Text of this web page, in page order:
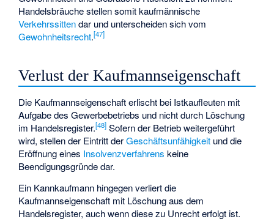
Handelsbräuche stellen somit kaufmännische
Verkehrssittendar und unterscheiden sich vom
Gewohnheitsrecht.[47]
Verlust der Kaufmannseigenschaft
Die Kaufmannseigenschaft erlischt bei Istkaufleuten mit
Aufgabe des Gewerbebetriebs und nicht durch Löschung
im Handelsregister.[48] Sofern der Betrieb weitergeführt
wird, stellen der Eintritt derGeschäftsunfähigkeit und die
Eröffnung eines Insolvenzverfahrens keine
Beendigungsgründe dar.
Ein Kannkaufmann hingegen verliert die
Kaufmannseigenschaft mit Löschung aus dem
Handelsregister, auch wenn diese zu Unrecht erfolgt ist.